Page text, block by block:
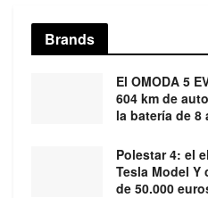
Brands
El OMODA 5
604 km de
la batería de 8
Polestar 4: el
Tesla Model
de 50.000